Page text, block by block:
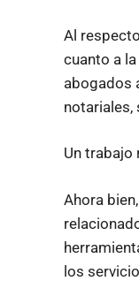
Al
cuanto a
abogados
notariales,
Un trabajo
Ahora
los